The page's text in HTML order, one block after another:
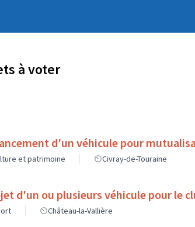
à voter
d'un véhicule pour
et patrimoine Civray-de-Touraine
d'un ou plusieurs véhicule pour le
Château-la-Vallière